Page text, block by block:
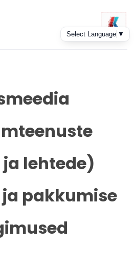
lehtede)
pakkumise